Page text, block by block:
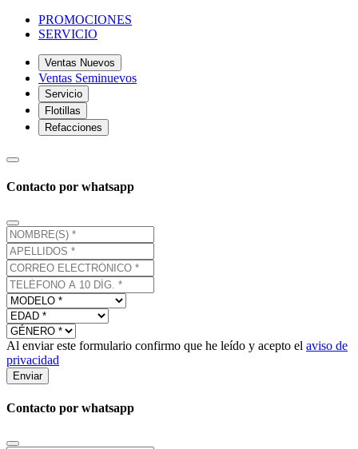
PROMOCIONES
SERVICIO
Ventas Nuevos
Ventas Seminuevos
Servicio
Flotillas
Refacciones
Contacto por whatsapp
Al enviar este formulario confirmo que he leído y acepto el aviso de
privacidad
Enviar
Contacto por whatsapp